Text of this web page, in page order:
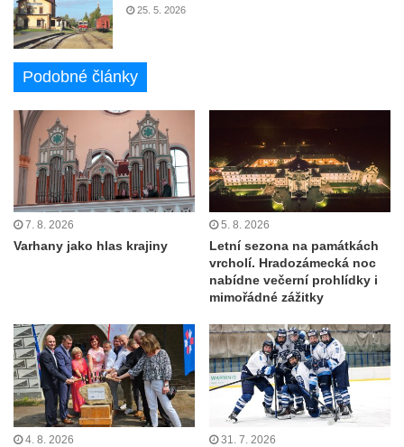
25. 5. 2026
Podobné články
7. 8. 2026
Varhany jako hlas krajiny
5. 8. 2026
Letní sezona na památkách
vrcholí. Hradozámecká noc
nabídne večerní prohlídky i
mimořádné zážitky
4. 8. 2026 31. 7. 2026